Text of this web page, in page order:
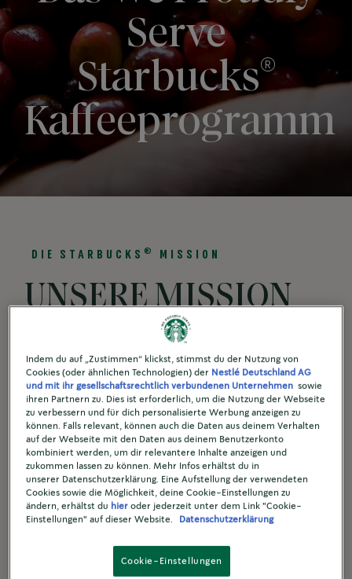
Serve
Starbucks®
Kaffeeprogramm
DIE STARBUCKS ® MISSION
UNSERE MISSION
MIT JEDER TASSE,
MIT JEDEM
GESPRÄCH,
MIT JEDER
GEMEINSCHAFT -
FÖRDERN WIR DIE
GRENZENLOSEN
Indem du auf „Zustimmen“ klickst, stimmst du der Nutzung von
Cookies (oder ähnlichen Technologien) der Nestlé Deutschland AG
und mit ihr gesellschaftsrechtlich verbundenen Unternehmen sowie
ihren Partnern zu. Dies ist erforderlich, um die Nutzung der Webseite
zu verbessern und für dich personalisierte Werbung anzeigen zu
können. Falls relevant, können auch die Daten aus deinem Verhalten
auf der Webseite mit den Daten aus deinem Benutzerkonto
kombiniert werden, um dir relevantere Inhalte anzeigen und
zukommen lassen zu können. Mehr Infos erhältst du in
unserer Datenschutzerklärung. Eine Aufstellung der verwendeten
Cookies sowie die Möglichkeit, deine Cookie-Einstellungen zu
ändern, erhältst du hier oder jederzeit unter dem Link "Cookie-
Einstellungen" auf dieser Website.
Datenschutzerklärung
Cookie-Einstellungen